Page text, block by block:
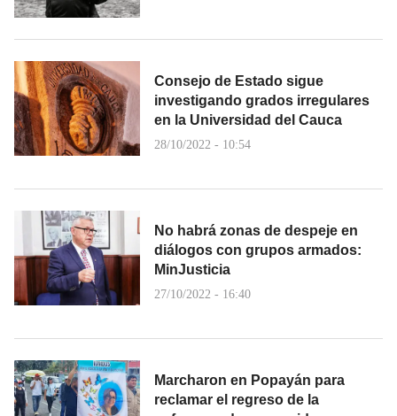
Consejo de Estado sigue
investigando grados irregulares
en la Universidad del Cauca
28/10/2022 - 10:54
No habrá zonas de despeje en
diálogos con grupos armados:
MinJusticia
27/10/2022 - 16:40
Marcharon en Popayán para
reclamar el regreso de la